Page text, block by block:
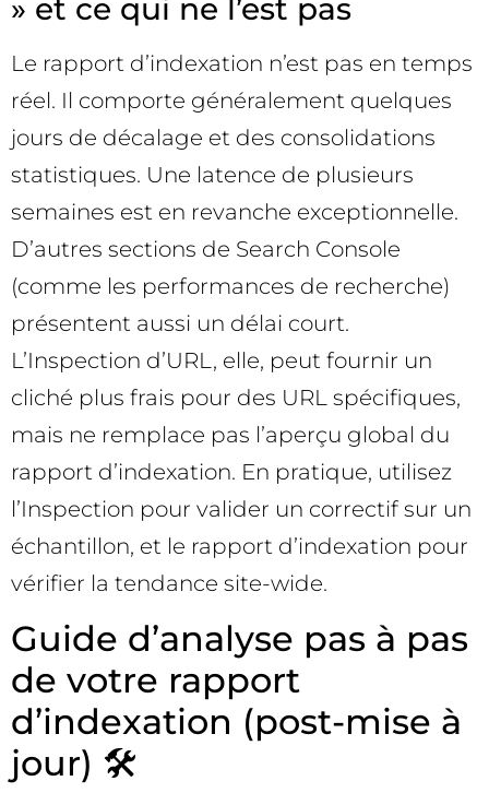
» et ce qui ne l’est pas
Le rapport d’indexation n’est pas en temps
réel. Il comporte généralement quelques
jours de décalage et des consolidations
statistiques. Une latence de plusieurs
semaines est en revanche exceptionnelle.
D’autres sections de Search Console
(comme les performances de recherche)
présentent aussi un délai court.
L’Inspection d’URL, elle, peut fournir un
cliché plus frais pour des URL spécifiques,
mais ne remplace pas l’aperçu global du
rapport d’indexation. En pratique, utilisez
l’Inspection pour valider un correctif sur un
échantillon, et le rapport d’indexation pour
vérifier la tendance site-wide.
Guide d’analyse pas à pas
de votre rapport
d’indexation (post-mise à
jour) 🛠️